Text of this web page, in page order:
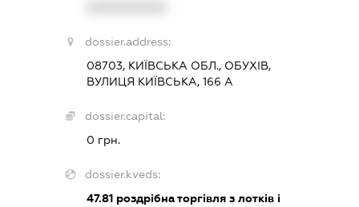
dossier.address:
08703, КИЇВСЬКА ОБЛ., ОБУХІВ,
ВУЛИЦЯ КИЇВСЬКА, 166 А
dossier.capital:
0 грн.
dossier.kveds:
47.81роздрібна торгівля з лотків і